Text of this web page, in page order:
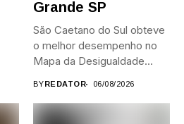
Grande SP
São Caetano do Sul obteve
o melhor desempenho no
Mapa da Desigualdade...
BY REDATOR 06/08/2026